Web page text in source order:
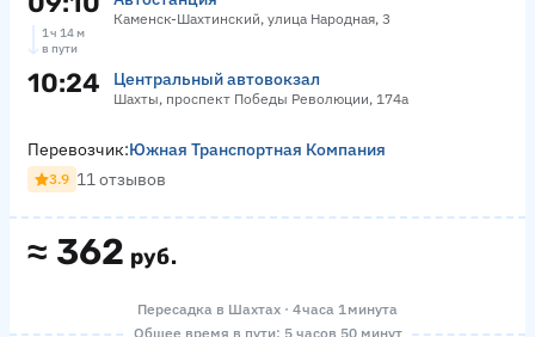
Каменск-Шахтинский, улица Народная, 3
1 ч 14 м
в пути
10:24 Центральный автовокзал
Шахты, проспект Победы Революции, 174а
≈ 362 руб.
Перевозчик:Южная Транспортная Компания
3.9 11 отзывов
Пересадка в Шахтах · 4 часа 1 минута
Общее время в пути: 5 часов 50 минут